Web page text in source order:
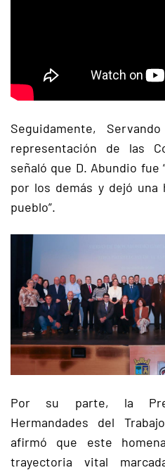
Seguidamente,
representación de las
señaló que D. Abundio fue
por los demás y dejó una
pueblo”.
Por su parte, la
Hermandades del
afirmó que este
trayectoria vital